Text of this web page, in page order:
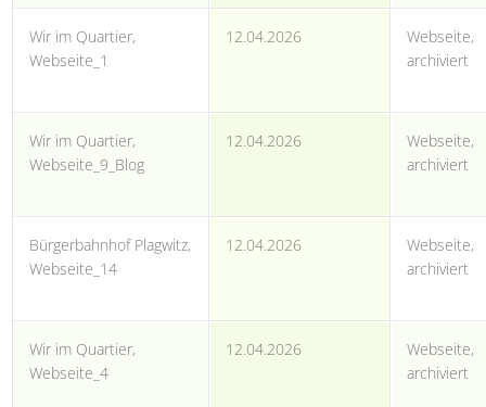
Wir im Quartier,
Webseite_1
12.04.2026
Webseite,
archiviert
Wir im Quartier,
Webseite_9_Blog
12.04.2026
Webseite,
archiviert
Bürgerbahnhof Plagwitz,
Webseite_14
12.04.2026
Webseite,
archiviert
Wir im Quartier,
Webseite_4
12.04.2026
Webseite,
archiviert